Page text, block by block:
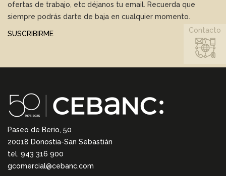
ofertas de trabajo, etc déjanos tu email. Recuerda que
siempre podrás darte de baja en cualquier momento.
SUSCRIBIRME
Paseo de Berio, 50
20018 Donostia-San Sebastián
tel. 943 316 900
gcomercial@cebanc.com
Contacto